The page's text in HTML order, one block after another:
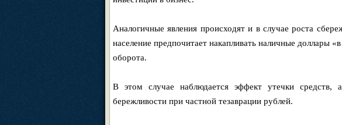
Аналогичные явления происходят и в случае роста
население предпочитает накапливать наличные доллары
оборота.
В этом случае наблюдается эффект утечки средств,
бережливости при частной тезаврации рублей.